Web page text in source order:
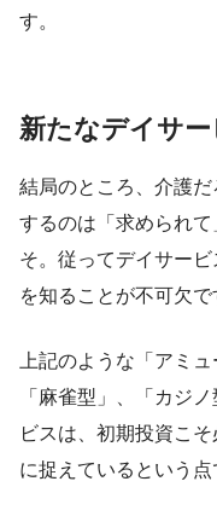
す。
新たなデイサ
結局のところ、介護
するのは「求められ
そ。従ってデイサー
を知ることが不可欠で
上記のような「アミ
「麻雀型」、「カジ
ビスは、初期投資こ
に捉えているという点